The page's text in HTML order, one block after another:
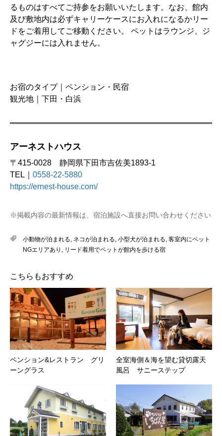
るものはすべてご持参をお願いいたします。なお、館内
及び敷地内は必ずキャリーケースにお入れになるかリー
ドをご着用してご移動ください。 ペットはラウンジ、ジ
ャグジーには入れません。
お宿のタイプ｜ペンション・民宿
観光地｜下田・白浜
アーネストハウス
〒415-0028 静岡県下田市吉佐美1893-1
TEL｜ 0558-22-5880
https://ernest-house.com/
※掲載内容の最新情報は、宿泊施設へ直接お問い合わせください
小動物が泊まれる, ネコが泊まれる, 小型犬が泊まれる, 客室内にペット
NGエリアあり , リード着用でペットが館内を歩ける宿
こちらもおすすめ
ペンション&レストラン グリ
ーングラス
全室海側＆海を望む貸切露天
風呂 サニーステップ